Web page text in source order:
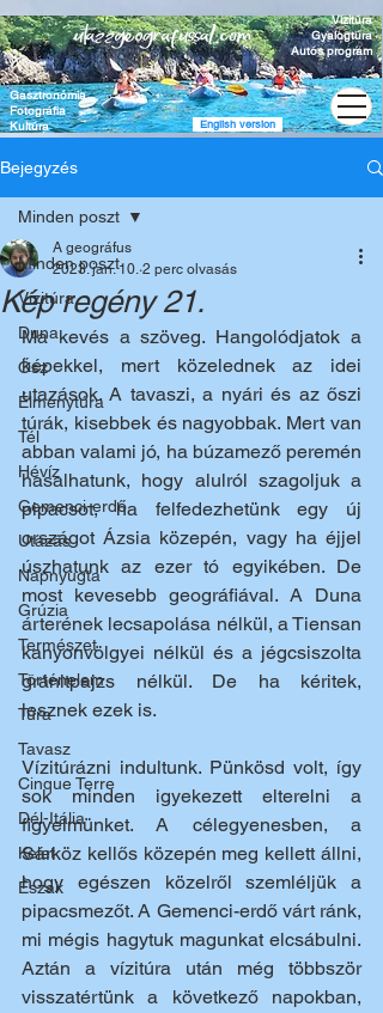
Gasztronómia
Fotográfia
Kultúra
English version
Vízitúra
Gyalogtúra
Autós program
Bejegyzés
Minden poszt
Vízitúra
Duna
Ősz
Élménytúra
Tél
Hévíz
Gemenci-erdő
Utazás
Napnyugta
Grúzia
Természet
Történelem
Túra
Tavasz
Cinque Terre
Dél-Itália
Kelet
Észak
Minden poszt
Kép regény 21.
A geográfus
2023. jan. 10. 2 perc olvasás
Ma kevés a szöveg. Hangolódjatok a
képekkel, mert közelednek az idei
utazások. A tavaszi, a nyári és az őszi
túrák, kisebbek és nagyobbak. Mert van
abban valami jó, ha búzamező peremén
hasalhatunk, hogy alulról szagoljuk a
pipacsot, ha felfedezhetünk egy új
országot Ázsia közepén, vagy ha éjjel
úszhatunk az ezer tó egyikében. De
most kevesebb geográfiával. A Duna
árterének lecsapolása nélkül, a Tiensan
kanyonvölgyei nélkül és a jégcsiszolta
gránitpajzs nélkül. De ha kéritek,
lesznek ezek is.
Vízitúrázni indultunk. Pünkösd volt, így
sok minden igyekezett elterelni a
figyelmünket. A célegyenesben, a
Sárköz kellős közepén meg kellett állni,
hogy egészen közelről szemléljük a
pipacsmezőt. A Gemenci-erdő várt ránk,
mi mégis hagytuk magunkat elcsábulni.
Aztán a vízitúra után még többször
visszatértünk a következő napokban,